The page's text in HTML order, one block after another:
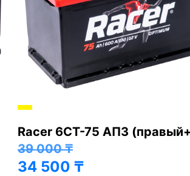
Racer 6СТ-75 АПЗ
39 000₸
34 500 ₸